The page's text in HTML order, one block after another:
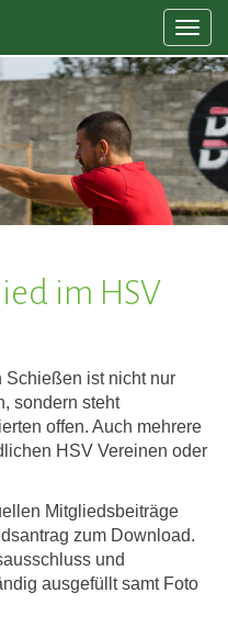
im HSV
Schießen ist nicht nur
sondern steht
offen. Auch mehrere
HSV Vereinen oder
Mitgliedsbeiträge
zum Download.
und
ausgefüllt samt Foto